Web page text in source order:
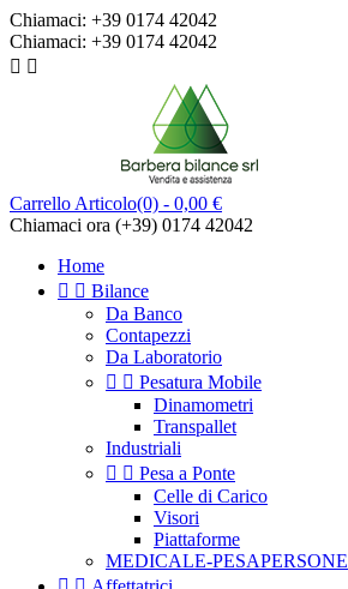
Chiamaci: +39 0174 42042
Chiamaci: +39 0174 42042
 
Carrello Articolo(0) - 0,00 €
Chiamaci ora (+39) 0174 42042
Home
  Bilance
Da Banco
Contapezzi
Da Laboratorio
  Pesatura Mobile
Dinamometri
Transpallet
Industriali
  Pesa a Ponte
Celle di Carico
Visori
Piattaforme
MEDICALE-PESAPERSONE